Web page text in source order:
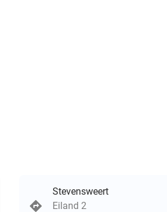
Stevensweert
Eiland 2